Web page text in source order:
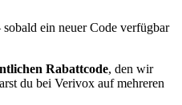
ein neuer Code verfügbar
Rabattcode, den wir
du bei Verivox auf mehreren